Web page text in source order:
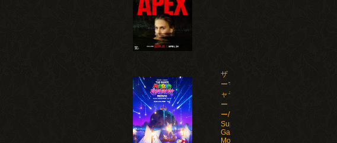
ザ・スーパ
ーマリオギ
ャラクシ
ー・ムービ
ー/The
Super Mario
Galaxy
Movie(2026)